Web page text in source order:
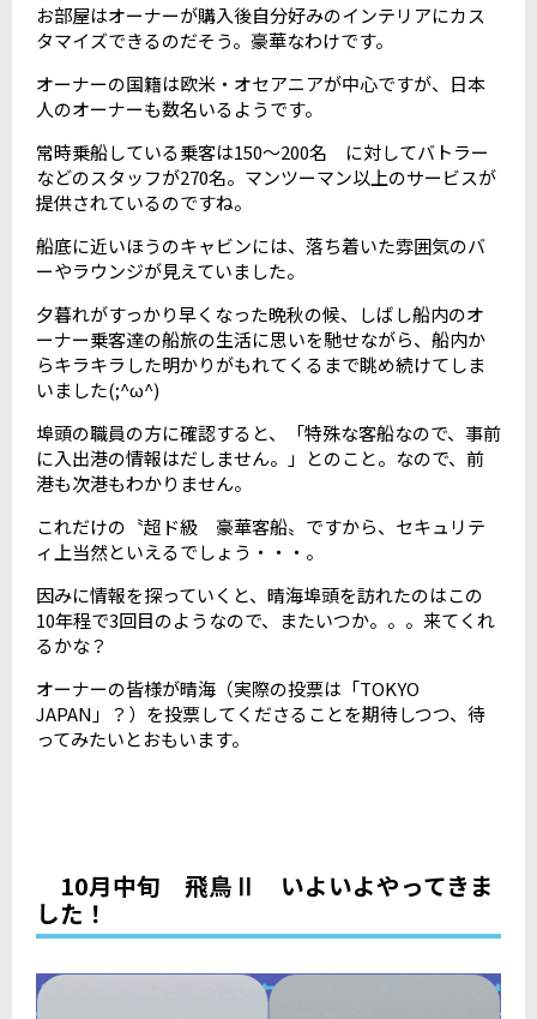
お部屋はオーナーが購入後自分好みのインテリアにカス
タマイズできるのだそう。豪華なわけです。
オーナーの国籍は欧米・オセアニアが中心ですが、日本
人のオーナーも数名いるようです。
常時乗船している乗客は150～200名 に対してバトラー
などのスタッフが270名。マンツーマン以上のサービスが
提供されているのですね。
船底に近いほうのキャビンには、落ち着いた雰囲気のバ
ーやラウンジが見えていました。
夕暮れがすっかり早くなった晩秋の候、しばし船内のオ
ーナー乗客達の船旅の生活に思いを馳せながら、船内か
らキラキラした明かりがもれてくるまで眺め続けてしま
いました(;^ω^)
埠頭の職員の方に確認すると、「特殊な客船なので、事前
に入出港の情報はだしません。」とのこと。なので、前
港も次港もわかりません。
これだけの〝超ド級 豪華客船〟ですから、セキュリテ
ィ上当然といえるでしょう・・・。
因みに情報を探っていくと、晴海埠頭を訪れたのはこの
10年程で3回目のようなので、またいつか。。。来てくれ
るかな？
オーナーの皆様が晴海（実際の投票は「TOKYO
JAPAN」？）を投票してくださることを期待しつつ、待
ってみたいとおもいます。
10月中旬 飛鳥Ⅱ いよいよやってきま
した！